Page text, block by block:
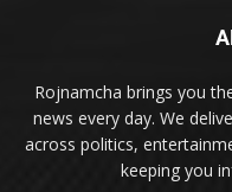
Rojnamcha brings you
news every day. We
across politics,
keeping you